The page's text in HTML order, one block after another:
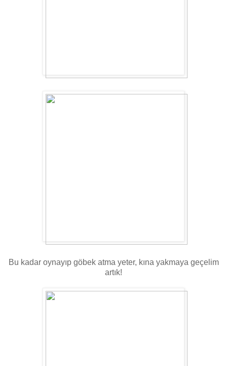
Bu kadar oynayıp göbek atma yeter, kına yakmaya geçelim
artık!